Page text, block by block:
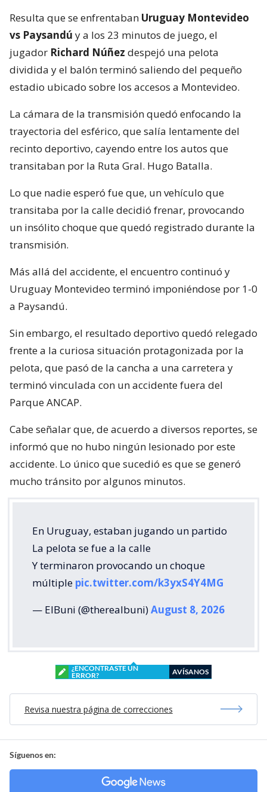
Resulta que se enfrentaban Uruguay Montevideo
vs Paysandú y a los 23 minutos de juego, el
jugador Richard Núñez despejó una pelota
dividida y el balón terminó saliendo del pequeño
estadio ubicado sobre los accesos a Montevideo.
La cámara de la transmisión quedó enfocando la
trayectoria del esférico, que salía lentamente del
recinto deportivo, cayendo entre los autos que
transitaban por la Ruta Gral. Hugo Batalla.
Lo que nadie esperó fue que, un vehículo que
transitaba por la calle decidió frenar, provocando
un insólito choque que quedó registrado durante la
transmisión.
Más allá del accidente, el encuentro continuó y
Uruguay Montevideo terminó imponiéndose por 1-0
a Paysandú.
Sin embargo, el resultado deportivo quedó relegado
frente a la curiosa situación protagonizada por la
pelota, que pasó de la cancha a una carretera y
terminó vinculada con un accidente fuera del
Parque ANCAP.
Cabe señalar que, de acuerdo a diversos reportes, se
informó que no hubo ningún lesionado por este
accidente. Lo único que sucedió es que se generó
mucho tránsito por algunos minutos.
En Uruguay, estaban jugando un partido
La pelota se fue a la calle
Y terminaron provocando un choque
múltiple pic.twitter.com/k3yxS4Y4MG
— ElBuni (@therealbuni)August 8, 2026
¿ENCONTRASTE UN
ERROR?
AVÍSANOS
Revisa nuestra página de correcciones
Síguenos en: